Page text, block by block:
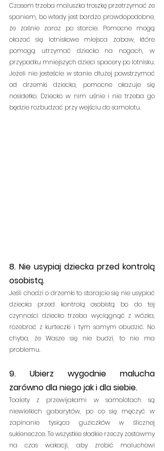
Czasem trzeba maluszka troszkę przetrzymać ze
spaniem, bo wtedy jest bardzo prawdopodobne,
że zaśnie zaraz po starcie. Pomocne mogą
okazać się lotniskowe miejsca zabaw, które
pomogą utrzymać dziecko na nogach, w
przypadku mniejszych dzieci spacery po lotnisku.
Jeżeli nie jesteście w stanie dłużej powstrzymać
od drzemki dziecka, pomocne okazuje się
nosidełko. Dziecko w nim uśnie i nie trzeba go
będzie rozbudzać przy wejściu do samolotu.
8. Nie usypiaj dziecka przed kontrolą
osobistą.
Jeśli chodzi o drzemki to starajcie się nie usypiać
dziecka przed kontrolą osobistą bo do tej
czynności dziecko trzeba wyciągnąć z wózka,
rozebrać z kurteczki i tym samym obudzić. No
chyba, że Wasze się nie budzi, to nie ma
problemu.
9. Ubierz wygodnie malucha
zarówno dla niego jak i dla siebie.
Toalety z przewijakami w samolotach są
niewielkich gabarytów, po co się męczyć w
zapinanie tysiąca guziczków w ślicznej
sukieneczce. Te wszystkie słodkie rzeczy zostawmy
na czas wakacji, aby zrobić maluchowi